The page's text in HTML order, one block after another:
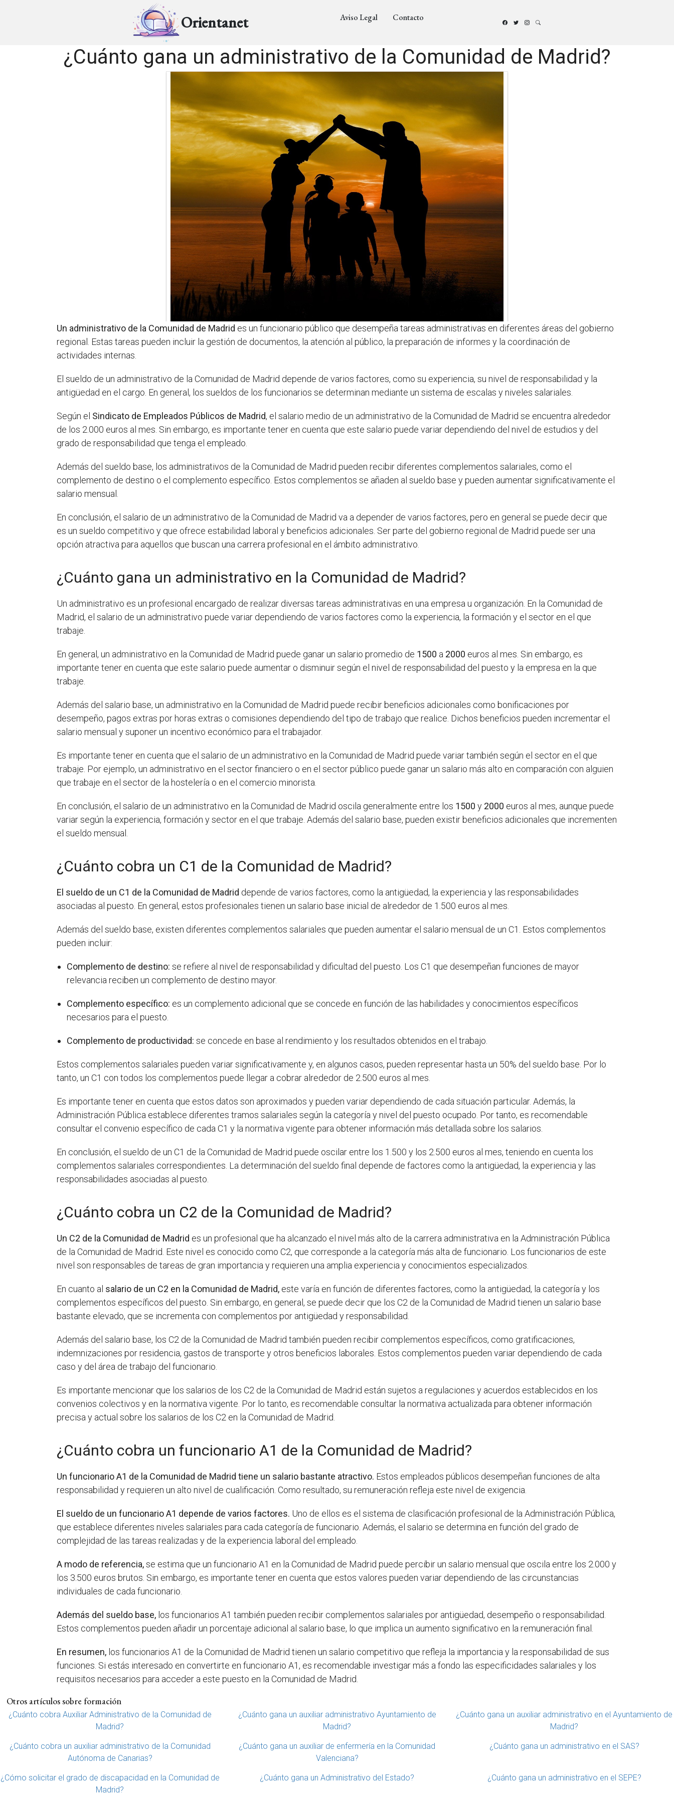
Orientanet Aviso Legal Contacto
¿Cuánto gana un administrativo de la Comunidad de Madrid?
Un administrativo de la Comunidad de Madrid es un funcionario público que desempeña tareas administrativas en diferentes áreas del gobierno
regional. Estas tareas pueden incluir la gestión de documentos, la atención al público, la preparación de informes y la coordinación de
actividades internas.
El sueldo de un administrativo de la Comunidad de Madrid depende de varios factores, como su experiencia, su nivel de responsabilidad y la
antigüedad en el cargo. En general, los sueldos de los funcionarios se determinan mediante un sistema de escalas y niveles salariales.
Según el Sindicato de Empleados Públicos de Madrid, el salario medio de un administrativo de la Comunidad de Madrid se encuentra alrededor
de los 2.000 euros al mes. Sin embargo, es importante tener en cuenta que este salario puede variar dependiendo del nivel de estudios y del
grado de responsabilidad que tenga el empleado.
Además del sueldo base, los administrativos de la Comunidad de Madrid pueden recibir diferentes complementos salariales, como el
complemento de destino o el complemento específico. Estos complementos se añaden al sueldo base y pueden aumentar significativamente el
salario mensual.
En conclusión, el salario de un administrativo de la Comunidad de Madrid va a depender de varios factores, pero en general se puede decir que
es un sueldo competitivo y que ofrece estabilidad laboral y beneficios adicionales. Ser parte del gobierno regional de Madrid puede ser una
opción atractiva para aquellos que buscan una carrera profesional en el ámbito administrativo.
¿Cuánto gana un administrativo en la Comunidad de Madrid?
Un administrativo es un profesional encargado de realizar diversas tareas administrativas en una empresa u organización. En la Comunidad de
Madrid, el salario de un administrativo puede variar dependiendo de varios factores como la experiencia, la formación y el sector en el que
trabaje.
En general, un administrativo en la Comunidad de Madrid puede ganar un salario promedio de 1500 a 2000 euros al mes. Sin embargo, es
importante tener en cuenta que este salario puede aumentar o disminuir según el nivel de responsabilidad del puesto y la empresa en la que
trabaje.
Además del salario base, un administrativo en la Comunidad de Madrid puede recibir beneficios adicionales como bonificaciones por
desempeño, pagos extras por horas extras o comisiones dependiendo del tipo de trabajo que realice. Dichos beneficios pueden incrementar el
salario mensual y suponer un incentivo económico para el trabajador.
Es importante tener en cuenta que el salario de un administrativo en la Comunidad de Madrid puede variar también según el sector en el que
trabaje. Por ejemplo, un administrativo en el sector financiero o en el sector público puede ganar un salario más alto en comparación con alguien
que trabaje en el sector de la hostelería o en el comercio minorista.
En conclusión, el salario de un administrativo en la Comunidad de Madrid oscila generalmente entre los 1500 y 2000 euros al mes, aunque puede
variar según la experiencia, formación y sector en el que trabaje. Además del salario base, pueden existir beneficios adicionales que incrementen
el sueldo mensual.
¿Cuánto cobra un C1 de la Comunidad de Madrid?
El sueldo de un C1 de la Comunidad de Madrid depende de varios factores, como la antigüedad, la experiencia y las responsabilidades
asociadas al puesto. En general, estos profesionales tienen un salario base inicial de alrededor de 1.500 euros al mes.
Además del sueldo base, existen diferentes complementos salariales que pueden aumentar el salario mensual de un C1. Estos complementos
pueden incluir:
Complemento de destino: se refiere al nivel de responsabilidad y dificultad del puesto. Los C1 que desempeñan funciones de mayor
relevancia reciben un complemento de destino mayor.
Complemento específico: es un complemento adicional que se concede en función de las habilidades y conocimientos específicos
necesarios para el puesto.
Complemento de productividad: se concede en base al rendimiento y los resultados obtenidos en el trabajo.
Estos complementos salariales pueden variar significativamente y, en algunos casos, pueden representar hasta un 50% del sueldo base. Por lo
tanto, un C1 con todos los complementos puede llegar a cobrar alrededor de 2.500 euros al mes.
Es importante tener en cuenta que estos datos son aproximados y pueden variar dependiendo de cada situación particular. Además, la
Administración Pública establece diferentes tramos salariales según la categoría y nivel del puesto ocupado. Por tanto, es recomendable
consultar el convenio específico de cada C1 y la normativa vigente para obtener información más detallada sobre los salarios.
En conclusión, el sueldo de un C1 de la Comunidad de Madrid puede oscilar entre los 1.500 y los 2.500 euros al mes, teniendo en cuenta los
complementos salariales correspondientes. La determinación del sueldo final depende de factores como la antigüedad, la experiencia y las
responsabilidades asociadas al puesto.
¿Cuánto cobra un C2 de la Comunidad de Madrid?
Un C2 de la Comunidad de Madrid es un profesional que ha alcanzado el nivel más alto de la carrera administrativa en la Administración Pública
de la Comunidad de Madrid. Este nivel es conocido como C2, que corresponde a la categoría más alta de funcionario. Los funcionarios de este
nivel son responsables de tareas de gran importancia y requieren una amplia experiencia y conocimientos especializados.
En cuanto al salario de un C2 en la Comunidad de Madrid, este varía en función de diferentes factores, como la antigüedad, la categoría y los
complementos específicos del puesto. Sin embargo, en general, se puede decir que los C2 de la Comunidad de Madrid tienen un salario base
bastante elevado, que se incrementa con complementos por antigüedad y responsabilidad.
Además del salario base, los C2 de la Comunidad de Madrid también pueden recibir complementos específicos, como gratificaciones,
indemnizaciones por residencia, gastos de transporte y otros beneficios laborales. Estos complementos pueden variar dependiendo de cada
caso y del área de trabajo del funcionario.
Es importante mencionar que los salarios de los C2 de la Comunidad de Madrid están sujetos a regulaciones y acuerdos establecidos en los
convenios colectivos y en la normativa vigente. Por lo tanto, es recomendable consultar la normativa actualizada para obtener información
precisa y actual sobre los salarios de los C2 en la Comunidad de Madrid.
¿Cuánto cobra un funcionario A1 de la Comunidad de Madrid?
Un funcionario A1 de la Comunidad de Madrid tiene un salario bastante atractivo. Estos empleados públicos desempeñan funciones de alta
responsabilidad y requieren un alto nivel de cualificación. Como resultado, su remuneración refleja este nivel de exigencia.
El sueldo de un funcionario A1 depende de varios factores. Uno de ellos es el sistema de clasificación profesional de la Administración Pública,
que establece diferentes niveles salariales para cada categoría de funcionario. Además, el salario se determina en función del grado de
complejidad de las tareas realizadas y de la experiencia laboral del empleado.
A modo de referencia,se estima que un funcionario A1 en la Comunidad de Madrid puede percibir un salario mensual que oscila entre los 2.000 y
los 3.500 euros brutos. Sin embargo, es importante tener en cuenta que estos valores pueden variar dependiendo de las circunstancias
individuales de cada funcionario.
Además del sueldo base, los funcionarios A1 también pueden recibir complementos salariales por antigüedad, desempeño o responsabilidad.
Estos complementos pueden añadir un porcentaje adicional al salario base, lo que implica un aumento significativo en la remuneración final.
En resumen, los funcionarios A1 de la Comunidad de Madrid tienen un salario competitivo que refleja la importancia y la responsabilidad de sus
funciones. Si estás interesado en convertirte en funcionario A1, es recomendable investigar más a fondo las especificidades salariales y los
requisitos necesarios para acceder a este puesto en la Comunidad de Madrid.
Otros artículos sobre formación
¿Cuánto cobra Auxiliar Administrativo de la Comunidad de
Madrid?
¿Cuánto gana un auxiliar administrativo Ayuntamiento de
Madrid?
¿Cuánto gana un auxiliar administrativo en el Ayuntamiento de
Madrid?
¿Cuánto cobra un auxiliar administrativo de la Comunidad
Autónoma de Canarias?
¿Cuánto gana un auxiliar de enfermería en la Comunidad
Valenciana?
¿Cuánto gana un administrativo en el SAS?
¿Cómo solicitar el grado de discapacidad en la Comunidad de
Madrid?
¿Cuánto gana un Administrativo del Estado? ¿Cuánto gana un administrativo en el SEPE?